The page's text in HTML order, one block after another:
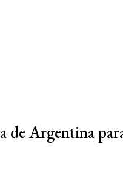
de Argentina